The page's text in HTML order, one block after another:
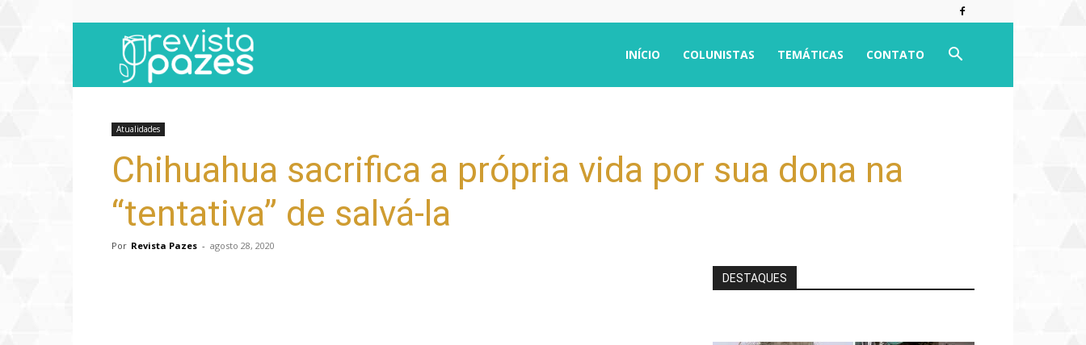
INÍCIO COLUNISTAS TEMÁTICAS CONTATO
Atualidades
Chihuahua sacrifica a própria vida por sua dona na
“tentativa” de salvá-la
Por Revista Pazes - agosto 28, 2020
DESTAQUES